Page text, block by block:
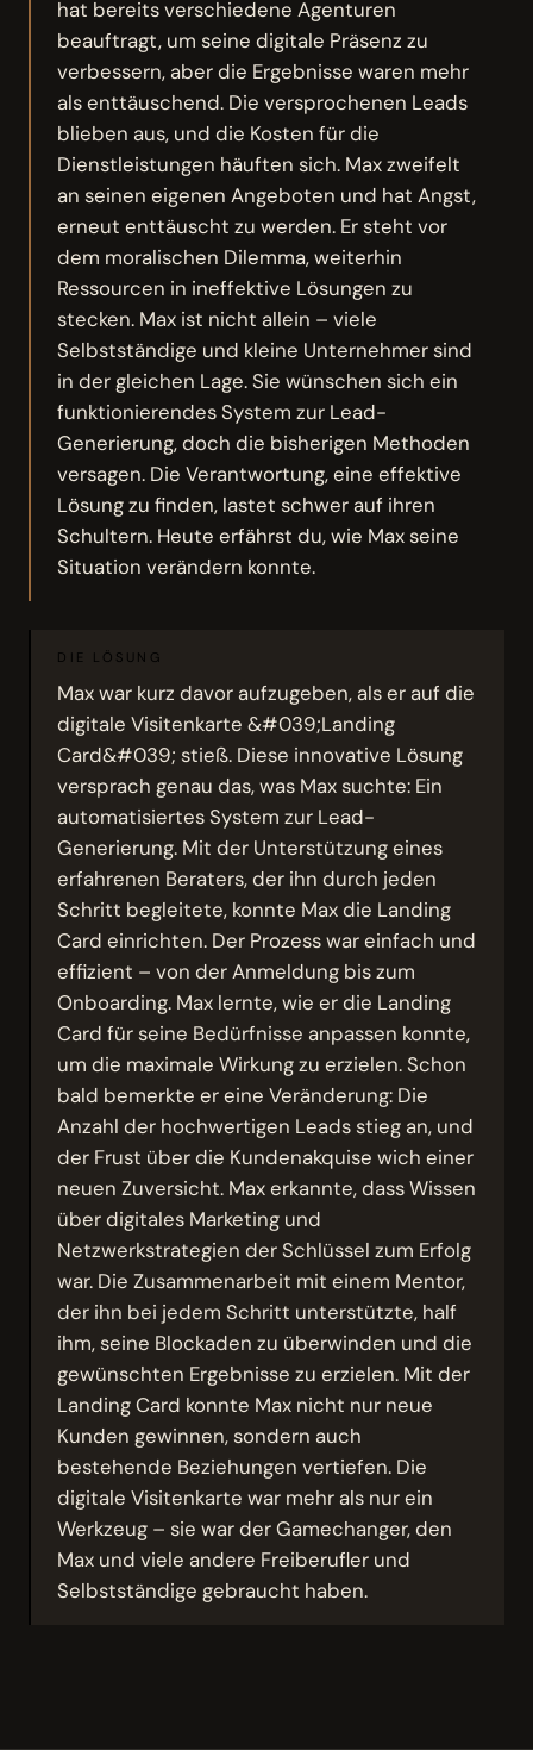
hat bereits verschiedene Agenturen
beauftragt, um seine digitale Präsenz zu
verbessern, aber die Ergebnisse waren mehr
als enttäuschend. Die versprochenen Leads
blieben aus, und die Kosten für die
Dienstleistungen häuften sich. Max zweifelt
an seinen eigenen Angeboten und hat Angst,
erneut enttäuscht zu werden. Er steht vor
dem moralischen Dilemma, weiterhin
Ressourcen in ineffektive Lösungen zu
stecken. Max ist nicht allein – viele
Selbstständige und kleine Unternehmer sind
in der gleichen Lage. Sie wünschen sich ein
funktionierendes System zur Lead-
Generierung, doch die bisherigen Methoden
versagen. Die Verantwortung, eine effektive
Lösung zu finden, lastet schwer auf ihren
Schultern. Heute erfährst du, wie Max seine
Situation verändern konnte.
DIE LÖSUNG
Max war kurz davor aufzugeben, als er auf die
digitale Visitenkarte &#039;Landing
Card&#039; stieß. Diese innovative Lösung
versprach genau das, was Max suchte: Ein
automatisiertes System zur Lead-
Generierung. Mit der Unterstützung eines
erfahrenen Beraters, der ihn durch jeden
Schritt begleitete, konnte Max die Landing
Card einrichten. Der Prozess war einfach und
effizient – von der Anmeldung bis zum
Onboarding. Max lernte, wie er die Landing
Card für seine Bedürfnisse anpassen konnte,
um die maximale Wirkung zu erzielen. Schon
bald bemerkte er eine Veränderung: Die
Anzahl der hochwertigen Leads stieg an, und
der Frust über die Kundenakquise wich einer
neuen Zuversicht. Max erkannte, dass Wissen
über digitales Marketing und
Netzwerkstrategien der Schlüssel zum Erfolg
war. Die Zusammenarbeit mit einem Mentor,
der ihn bei jedem Schritt unterstützte, half
ihm, seine Blockaden zu überwinden und die
gewünschten Ergebnisse zu erzielen. Mit der
Landing Card konnte Max nicht nur neue
Kunden gewinnen, sondern auch
bestehende Beziehungen vertiefen. Die
digitale Visitenkarte war mehr als nur ein
Werkzeug – sie war der Gamechanger, den
Max und viele andere Freiberufler und
Selbstständige gebraucht haben.